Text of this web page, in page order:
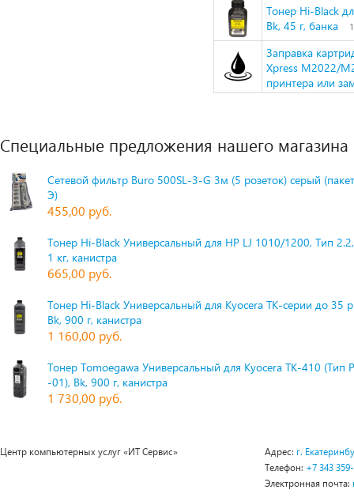
Тонер Hi-Black
Bk, 45 г, банка
Заправка
Xpress M2022/
принтера или
Специальные предложения нашего магазина
Сетевой фильтр Buro 500SL-3-G 3м (5 розеток) серый
Э)
455,00 руб.
Тонер Hi-Black Универсальный для HP LJ 1010/1200, Тип
1 кг, канистра
665,00 руб.
Тонер Hi-Black Универсальный для Kyocera TK-серии до 35
Bk, 900 г, канистра
1 160,00 руб.
Тонер Tomoegawa Универсальный для Kyocera TK-410 (Тип
-01), Bk, 900 г, канистра
1 730,00 руб.
Центр компьютерных услуг «ИТ Сервис» Адрес: г.
Телефон: +7 343
Электронная почта: